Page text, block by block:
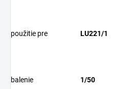
použitie pre LU221/1
balenie 1/50